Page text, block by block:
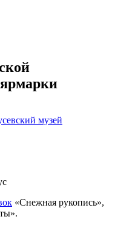
музей
«Снежная рукопись»,